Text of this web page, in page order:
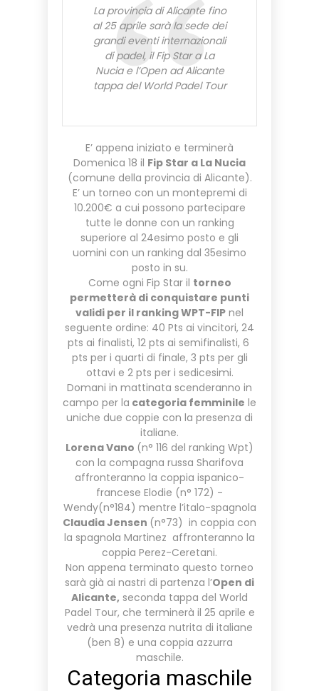
La provincia di Alicante fino
al 25 aprile sarà la sede dei
grandi eventi internazionali
di padel, il Fip Star a La
Nucia e l’Open ad Alicante
tappa del World Padel Tour
E’ appena iniziato e terminerà
Domenica 18 il Fip Star a La Nucia
(comune della provincia di Alicante).
E’ un torneo con un montepremi di
10.200€ a cui possono partecipare
tutte le donne con un ranking
superiore al 24esimo posto e gli
uomini con un ranking dal 35esimo
posto in su.
Come ogni Fip Star il torneo
permetterà di conquistare punti
validi per il ranking WPT-FIP nel
seguente ordine: 40 Pts ai vincitori, 24
pts ai finalisti, 12 pts ai semifinalisti, 6
pts per i quarti di finale, 3 pts per gli
ottavi e 2 pts per i sedicesimi.
Domani in mattinata scenderanno in
campo per la categoria femminile le
uniche due coppie con la presenza di
italiane.
Lorena Vano (n° 116 del ranking Wpt)
con la compagna russa Sharifova
affronteranno la coppia ispanico-
francese Elodie (n° 172) -
Wendy(n°184) mentre l’italo-spagnola
Claudia Jensen (n°73) in coppia con
la spagnola Martinez affronteranno la
coppia Perez-Ceretani.
Non appena terminato questo torneo
sarà già ai nastri di partenza l’Open di
Alicante, seconda tappa del World
Padel Tour, che terminerà il 25 aprile e
vedrà una presenza nutrita di italiane
(ben 8) e una coppia azzurra
maschile.
Categoria maschile